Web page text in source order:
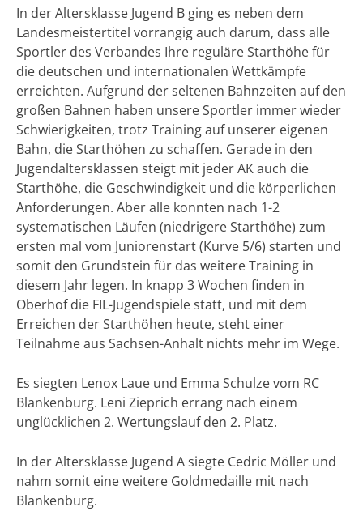
In der Altersklasse Jugend B ging es neben dem
Landesmeistertitel vorrangig auch darum, dass alle
Sportler des Verbandes Ihre reguläre Starthöhe für
die deutschen und internationalen Wettkämpfe
erreichten. Aufgrund der seltenen Bahnzeiten auf den
großen Bahnen haben unsere Sportler immer wieder
Schwierigkeiten, trotz Training auf unserer eigenen
Bahn, die Starthöhen zu schaffen. Gerade in den
Jugendaltersklassen steigt mit jeder AK auch die
Starthöhe, die Geschwindigkeit und die körperlichen
Anforderungen. Aber alle konnten nach 1-2
systematischen Läufen (niedrigere Starthöhe) zum
ersten mal vom Juniorenstart (Kurve 5/6) starten und
somit den Grundstein für das weitere Training in
diesem Jahr legen. In knapp 3 Wochen finden in
Oberhof die FIL-Jugendspiele statt, und mit dem
Erreichen der Starthöhen heute, steht einer
Teilnahme aus Sachsen-Anhalt nichts mehr im Wege.
Es siegten Lenox Laue und Emma Schulze vom RC
Blankenburg. Leni Zieprich errang nach einem
unglücklichen 2. Wertungslauf den 2. Platz.
In der Altersklasse Jugend A siegte Cedric Möller und
nahm somit eine weitere Goldmedaille mit nach
Blankenburg.